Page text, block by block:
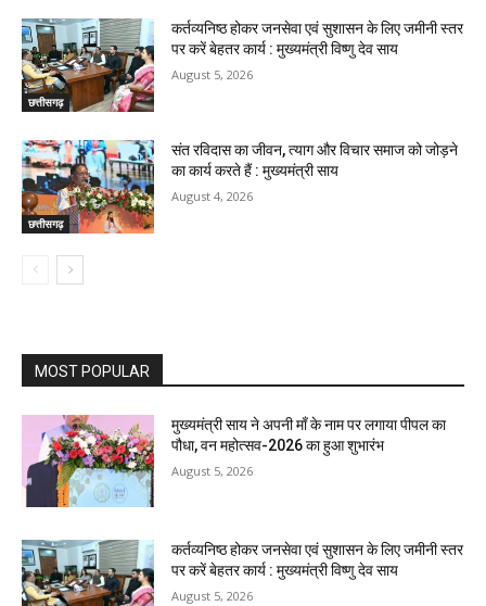
छत्तीसगढ़
कर्तव्यनिष्ठ होकर जनसेवा एवं सुशासन के लिए जमीनी स्तर
पर करें बेहतर कार्य : मुख्यमंत्री विष्णु देव साय
August 5, 2026
छत्तीसगढ़
संत रविदास का जीवन, त्याग और विचार समाज को जोड़ने
का कार्य करते हैं : मुख्यमंत्री साय
August 4, 2026
MOST POPULAR
मुख्यमंत्री साय ने अपनी माँ के नाम पर लगाया पीपल का
पौधा, वन महोत्सव-2026 का हुआ शुभारंभ
August 5, 2026
कर्तव्यनिष्ठ होकर जनसेवा एवं सुशासन के लिए जमीनी स्तर
पर करें बेहतर कार्य : मुख्यमंत्री विष्णु देव साय
August 5, 2026